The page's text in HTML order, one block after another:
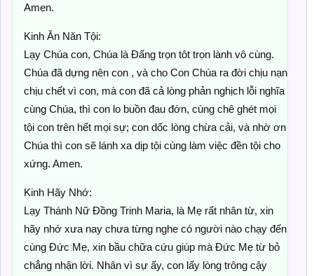
Amen.
Kinh Ăn Năn Tội:
Lạy Chúa con, Chúa là Đấng trọn tôt trọn lành vô cùng.
Chúa đã dựng nên con , và cho Con Chúa ra đời chịu nạn
chịu chết vì con, mà con đã cả lòng phản nghịch lỗi nghĩa
cùng Chúa, thì con lo buồn đau đớn, cùng chê ghét mọi
tội con trên hết mọi sự; con dốc lòng chừa cải, và nhờ ơn
Chúa thì con sẽ lánh xa dịp tội cùng làm việc đền tội cho
xứng. Amen.
Kinh Hãy Nhớ:
Lạy Thánh Nữ Đồng Trinh Maria, là Mẹ rất nhân từ, xin
hãy nhớ xưa nay chưa từng nghe có người nào chạy đến
cùng Ðức Mẹ, xin bầu chữa cứu giúp mà Ðức Mẹ từ bỏ
chẳng nhận lời. Nhân vì sự ấy, con lấy lòng trông cậy